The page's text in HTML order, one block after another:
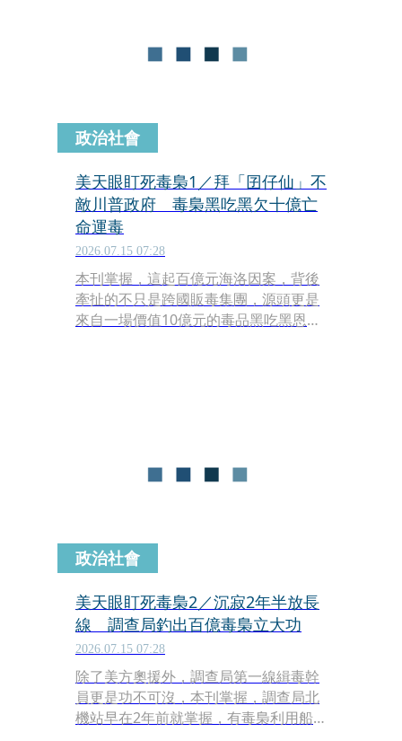
政治社會
美天眼盯死毒梟1／拜「囝仔仙」不
敵川普政府 毒梟黑吃黑欠十億亡
命運毒
2026.07.15 07:28
本刊掌握，這起百億元海洛因案，背後
牽扯的不只是跨國販毒集團，源頭更是
來自一場價值10億元的毒品黑吃黑恩
政治社會
美天眼盯死毒梟2／沉寂2年半放長
線 調查局釣出百億毒梟立大功
2026.07.15 07:28
除了美方奧援外，調查局第一線緝毒幹
員更是功不可沒，本刊掌握，調查局北
機站早在2年前就掌握，有毒梟利用船